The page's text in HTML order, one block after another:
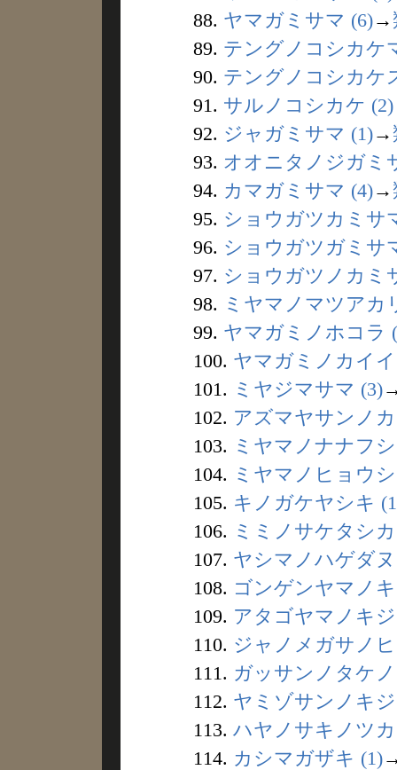
88. ヤマガミサマ (6)→
89. テングノコシカケ
90. テングノコシカケ
91. サルノコシカケ (2)
92. ジャガミサマ (1)→
93. オオニタノジガミ
94. カマガミサマ (4)→
95. ショウガツカミサ
96. ショウガツガミサ
97. ショウガツノカミ
98. ミヤマノマツアカ
99. ヤマガミノホコラ
100. ヤマガミノカイ
101. ミヤジマサマ (3)
102. アズマヤサンノ
103. ミヤマノナナフ
104. ミヤマノヒョウ
105. キノガケヤシキ
106. ミミノサケタシ
107. ヤシマノハゲダ
108. ゴンゲンヤマノ
109. アタゴヤマノキ
110. ジャノメガサノ
111. ガッサンノタケ
112. ヤミゾサンノキ
113. ハヤノサキノツ
114. カシマガザキ (1)